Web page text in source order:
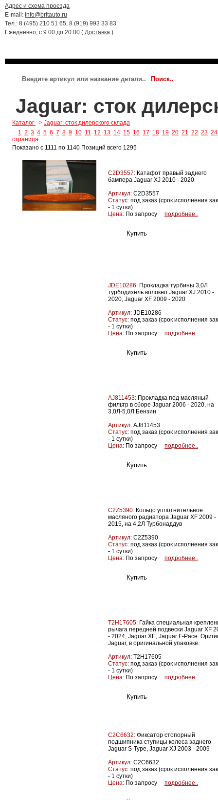
Адрес и схема проезда
E-mail: info@britauto.ru
Тел.: 8 (495) 210 51 65, 8 (919) 993 33 83
Ежедневно, с 9.00 до 20.00 ( Доставка )
Jaguar: сток
Каталог -> Jaguar: сток дилерского склада
1 2 3 4 5 6 7 8 9 10 11 12 13 14 15 16 17 18 19 20 21 22 23 24
страница
Показано с 1111 по 1140 Позиций всего 1295
C2D3557: Катафот правый заднего
бампера Jaguar XJ 2010 - 2020
Артикул: C2D3557
Статус: под заказ (срок исполнения
- 1 сутки)
Цена: По запросу подробнее..
JDE10286: Прокладка турбины 3,0Л
турбодизель волокно Jaguar XJ 2010 -
2020, Jaguar XF 2009 - 2020
Артикул: JDE10286
Статус: под заказ (срок исполнения
- 1 сутки)
Цена: По запросу подробнее..
AJ811453: Прокладка под масляный
фильтр в сборе Jaguar 2006 - 2020, на
3,0Л-5,0Л Бензин
Артикул: AJ811453
Статус: под заказ (срок исполнения
- 1 сутки)
Цена: По запросу подробнее..
C2Z5390: Кольцо уплотнительное
масляного радиатора Jaguar XF 2009 -
2015, на 4,2Л Турбонаддув
Артикул: C2Z5390
Статус: под заказ (срок исполнения
- 1 сутки)
Цена: По запросу подробнее..
T2H17605: Гайка специальная
рычага передней подвески Jaguar XF
- 2024, Jaguar XE, Jaguar F-Pace.
Jaguar, в оригинальной упаковке.
Артикул: T2H17605
Статус: под заказ (срок исполнения
- 1 сутки)
Цена: По запросу подробнее..
C2C6632: Фиксатор стопорный
подшипника ступицы колеса заднего
Jaguar S-Type, Jaguar XJ 2003 - 2009
Артикул: C2C6632
Статус: под заказ (срок исполнения
- 1 сутки)
Цена: По запросу подробнее..